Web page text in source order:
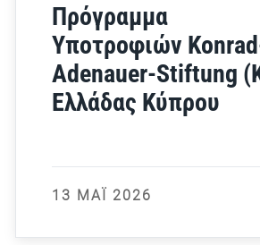
Πρόγραμμα
Υποτροφιών
Adenauer-Stiftung
Ελλάδας Κύπρου
13 ΜΆΙ 2026